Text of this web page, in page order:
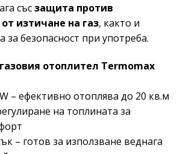
съсзащита против
изтичане на газ, както и
безопасност при употреба.
отоплител Termomax
– ефективно отоплява до 20 кв.м
на топлината за
– готов за използване веднага